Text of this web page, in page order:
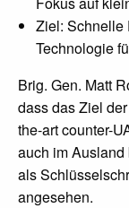
Ziel: Schnelle
Technologie
Brig. Gen. Matt
dass das Ziel
the-art counter-
auch im
als
angesehen.